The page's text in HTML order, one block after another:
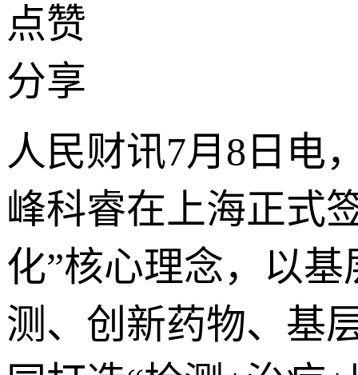
点赞
分享
人民财讯7月8日电
峰科睿在上海正式
化”核心理念，以
测、创新药物、基